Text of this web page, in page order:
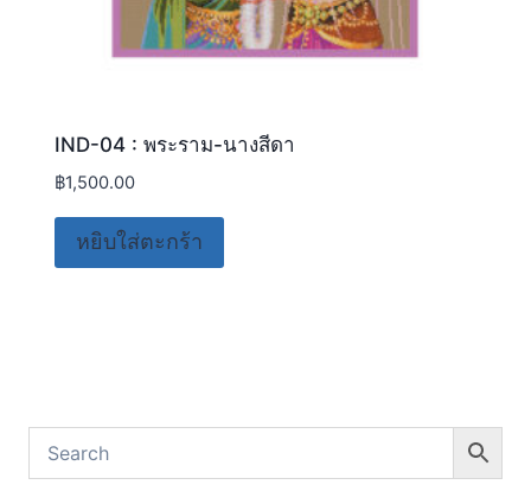
IND-04 : พระราม-นางสีดา
฿1,500.00
หยิบใส่ตะกร้า